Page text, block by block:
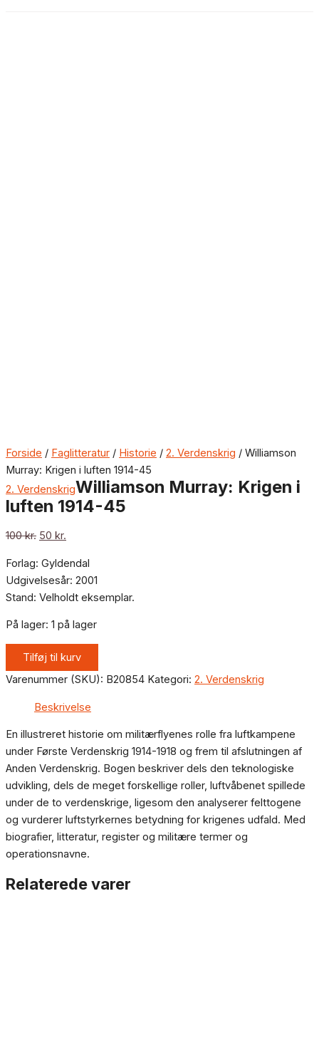
Forside / Faglitteratur / Historie / 2. Verdenskrig / Williamson
Murray: Krigen i luften 1914-45
2. VerdenskrigWilliamson Murray: Krigen i
luften 1914-45
100kr. 50 kr.
Forlag: Gyldendal
Udgivelsesår: 2001
Stand: Velholdt eksemplar.
På lager: 1 på lager
Tilføj til kurv
Varenummer (SKU): B20854 Kategori: 2. Verdenskrig
Beskrivelse
En illustreret historie om militærflyenes rolle fra luftkampene
under Første Verdenskrig 1914-1918 og frem til afslutningen af
Anden Verdenskrig. Bogen beskriver dels den teknologiske
udvikling, dels de meget forskellige roller, luftvåbenet spillede
under de to verdenskrige, ligesom den analyserer felttogene
og vurderer luftstyrkernes betydning for krigenes udfald. Med
biografier, litteratur, register og militære termer og
operationsnavne.
Relaterede varer